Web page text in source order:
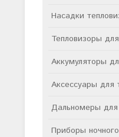
Насадки
Тепловизоры
Аккумуляторы
Аксессуары для
Дальномеры
Приборы